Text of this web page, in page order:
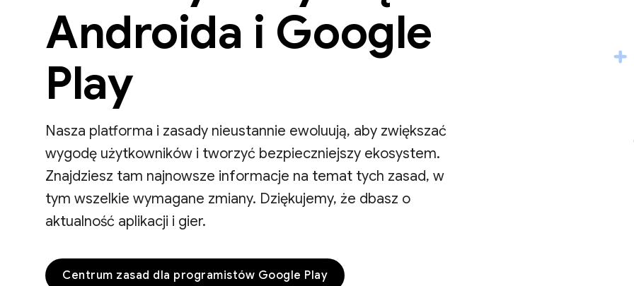
Androida i Google
Play
Nasza platforma i zasady nieustannie ewoluują, aby zwiększać
wygodę użytkowników i tworzyć bezpieczniejszy ekosystem.
Znajdziesz tam najnowsze informacje na temat tych zasad, w
tym wszelkie wymagane zmiany. Dziękujemy, że dbasz o
aktualność aplikacji i gier.
Centrum zasad dla programistów Google Play